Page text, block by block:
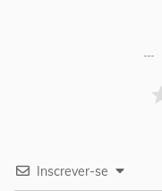
Inscrever-se